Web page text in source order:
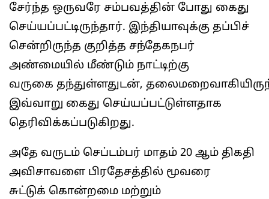
சேர்ந்த ஒருவரே சம்பவத்தின் போது கைது
செய்யப்பட்டிருந்தார். இந்தியாவுக்கு தப்பிச்
சென்றிருந்த குறித்த சந்தேகநபர்
அண்மையில் மீண்டும் நாட்டிற்கு
வருகை தந்துள்ளதுடன்,
இவ்வாறு கைது செய்யப்பட்டுள்ளதாக
தெரிவிக்கப்படுகிறது.
அதே வருடம் செப்டம்பர் மாதம் 20 ஆம் திகதி
அவிசாவளை பிரதேசத்தில் மூவரை
சுட்டுக் கொன்றமை மற்றும்